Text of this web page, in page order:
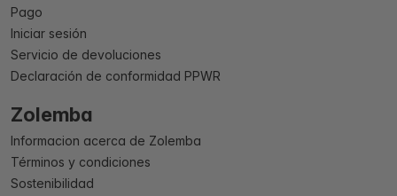
Pago
Iniciar sesión
Servicio de devoluciones
Declaración de conformidad PPWR
Zolemba
Informacion acerca de Zolemba
Términos y condiciones
Sostenibilidad